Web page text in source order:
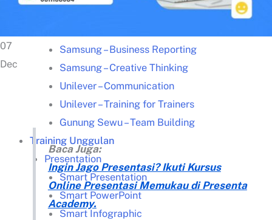
Samsung – Business Reporting
Samsung – Creative Thinking
Unilever – Communication
Unilever – Training for Trainers
Gunung Sewu – Team Building
Training Unggulan
Presentation
Smart Presentation
Smart PowerPoint
Smart Infographic
07
Dec
Baca Juga:
Ingin Jago Presentasi? Ikuti Kursus
Online Presentasi Memukau di Presenta
Academy.